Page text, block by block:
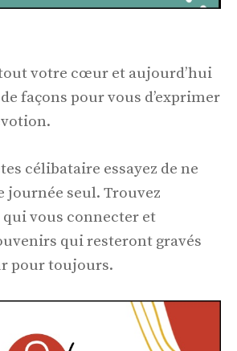
votre cœur et aujourd’hui
façons pour vous d’exprimer
célibataire essayez de ne
journée seul. Trouvez
qui vous connecter et
qui resteront gravés
pour toujours.